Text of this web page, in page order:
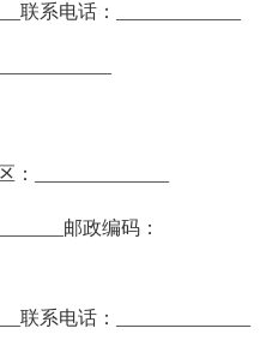
联系电话：_____________
______________
邮政编码：
联系电话：______________